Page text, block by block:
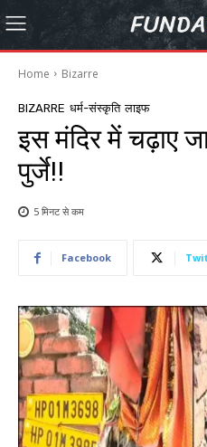
Home Bizarre
BIZARRE धर्म-संस्कृति लाइफ
इस मंदिर में चढ़ाए
पुर्जे!!
5 मिनट सेकम
Facebook